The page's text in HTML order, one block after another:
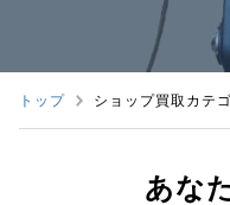
トップ ショップ買取カテ
あな